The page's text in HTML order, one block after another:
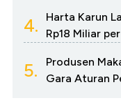
4.
Harta Karun
Rp18 Miliar
5.
Produsen
Gara Aturan